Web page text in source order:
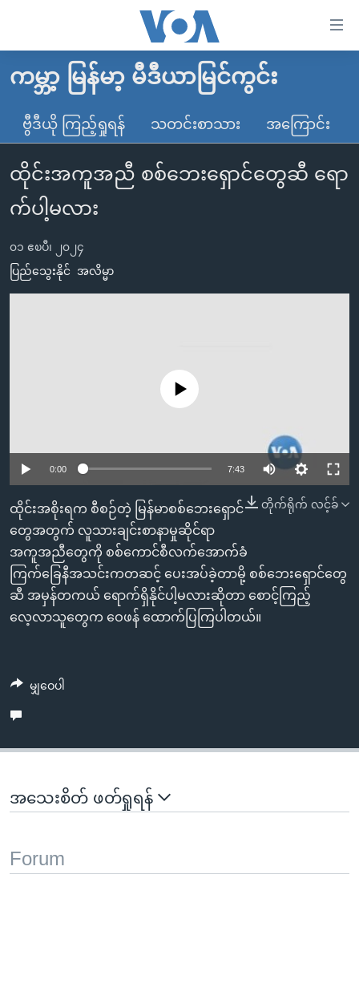
လွယ်ကူ
သည့်
Link
များ
ပင်မ
သို့
ကျော်
ကျော်
ကြည့်
ရှာဖွေ
ရန်
နေရာ
သို့
ကျော်
ရန်
မူလစာမျက်နှာ
မြန်မာ
ကမ္ဘာ့သတင်းများ
နိုင်ငံတကာ
အမေရိကန်
အစ္စရေး-ပါလက်စတိုင်း
ဗွီဒီယို
သတင်းလွတ်လပ်ခွင့်
အင်္ဂလိပ်စာလေ့လာမယ်
ဘာသာစကားများ
ကမ္ဘာ့ မြန်မာ့ မီဒီယာမြင်ကွင်း
ဗွီဒီယို ကြည့်ရှုရန် သတင်းစာသား အကြောင်း
ထိုင်းအကူအညီ စစ်ဘေးရှောင်တွေဆီ ရော
က်ပါ့မလား
၀၁ ဧၿပီ၊ ၂၀၂၄
ပြည်သွေးနိုင် အလိမ္မာ
No media source currently available
0:00 7:43
တိုက်ရိုက် လင့်ခ်
ထိုင်းအစိုးရက စီစဉ်တဲ့ မြန်မာစစ်ဘေးရှောင်
တွေအတွက် လူသားချင်းစာနာမှုဆိုင်ရာ
အကူအညီတွေကို စစ်ကောင်စီလက်အောက်ခံ
ကြက်ခြေနီအသင်းကတဆင့် ပေးအပ်ခဲ့တာမို့ စစ်ဘေးရှောင်တွေ
ဆီ အမှန်တကယ် ရောက်ရှိနိုင်ပါ့မလားဆိုတာ စောင့်ကြည့်
လေ့လာသူတွေက ဝေဖန် ထောက်ပြကြပါတယ်။
မျှဝေပါ
အသေးစိတ် ဖတ်ရှုရန်
Forum